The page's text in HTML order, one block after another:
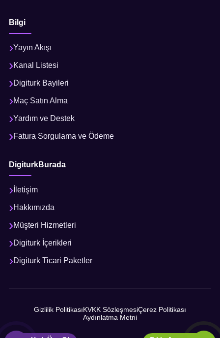
Bilgi
Yayın Akışı
Kanal Listesi
Digiturk Bayileri
Maç Satın Alma
Yardım ve Destek
Fatura Sorgulama ve Ödeme
DigiturkBurada
İletişim
Hakkımızda
Müşteri Hizmetleri
Digiturk İçerikleri
Digiturk Ticari Paketler
Gizlilik PolitikasıKVKK SözleşmesiÇerez Politikası
Aydınlatma Metni